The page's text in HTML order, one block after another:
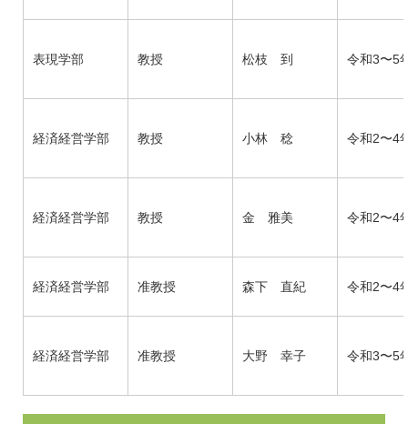
表現学部 教授 松枝 到 令和3〜5
経済経営学部 教授 小林 稔 令和2〜4
経済経営学部 教授 金 雅美 令和2〜4
経済経営学部 准教授 森下 直紀 令和2〜4
経済経営学部 准教授 大野 幸子 令和3〜5